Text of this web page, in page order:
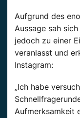
Aufgrund des
Aussage sah
jedoch zu einer
veranlasst und
Instagram:
„Ich habe
Aufmerksamkeit